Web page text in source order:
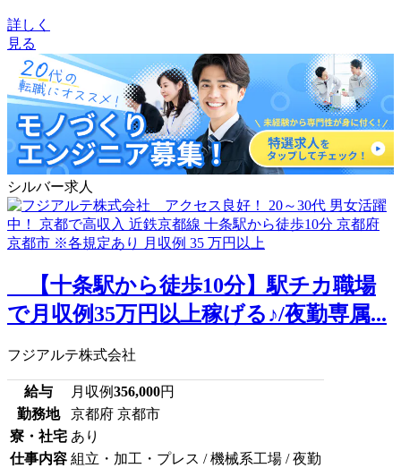
詳しく
見る
シルバー求人
【十条駅から徒歩10分】駅チカ職場
で月収例35万円以上稼げる♪/夜勤専属...
フジアルテ株式会社
給与 月収例356,000円
勤務地
京都府 京都市
寮・社宅 あり
仕事内容 組立・加工・プレス / 機械系工場 / 夜勤